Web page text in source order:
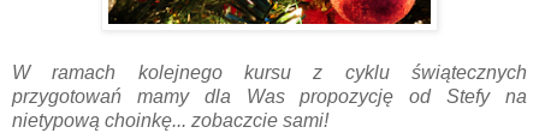
W ramach kolejnego kursu z cyklu świątecznych
przygotowań mamy dla Was propozycję od Stefy na
nietypową choinkę... zobaczcie sami!